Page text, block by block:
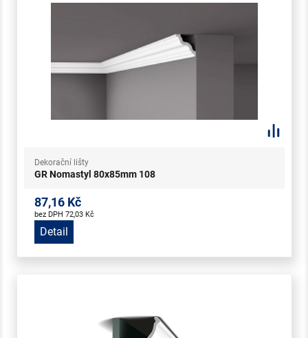
Dekorační lišty
GR Nomastyl 80x85mm 108
87,16 Kč
bez DPH 72,03 Kč
Detail